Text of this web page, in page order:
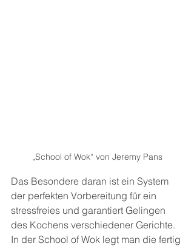
„School of Wok“ von Jeremy Pans
Das Besondere daran ist ein System
der perfekten Vorbereitung für ein
stressfreies und garantiert Gelingen
des Kochens verschiedener Gerichte.
In der School of Wok legt man die fertig